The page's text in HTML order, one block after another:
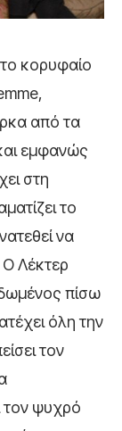
κορυφαίο
από τα
εμφανώς
στη
το
να
Λέκτερ
πίσω
όλη την
τον
τον ψυχρό